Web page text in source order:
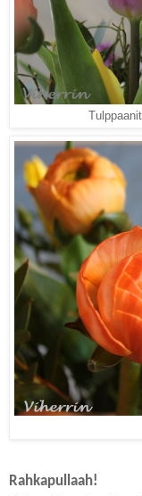
Rahkapullaah!